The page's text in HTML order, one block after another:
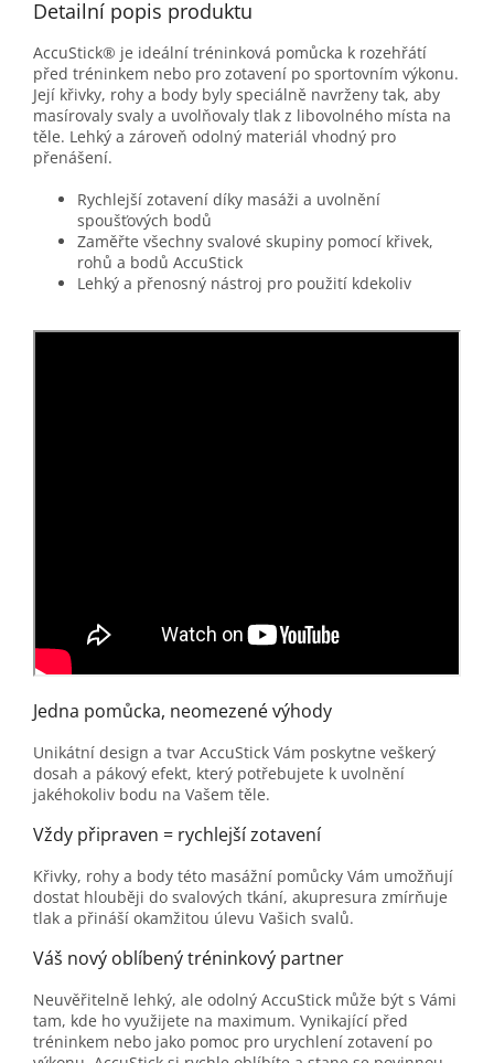
Detailní popis produktu
AccuStick® je ideální tréninková pomůcka k rozehřátí
před tréninkem nebo pro zotavení po sportovním výkonu.
Její křivky, rohy a body byly speciálně navrženy tak, aby
masírovaly svaly a uvolňovaly tlak z libovolného místa na
těle. Lehký a zároveň odolný materiál vhodný pro
přenášení.
Rychlejší zotavení díky masáži a uvolnění
spoušťových bodů
Zaměřte všechny svalové skupiny pomocí křivek,
rohů a bodů AccuStick
Lehký a přenosný nástroj pro použití kdekoliv
Jedna pomůcka, neomezené výhody
Unikátní design a tvar AccuStick Vám poskytne veškerý
dosah a pákový efekt, který potřebujete k uvolnění
jakéhokoliv bodu na Vašem těle.
Vždy připraven = rychlejší zotavení
Křivky, rohy a body této masážní pomůcky Vám umožňují
dostat hlouběji do svalových tkání, akupresura zmírňuje
tlak a přináší okamžitou úlevu Vašich svalů.
Váš nový oblíbený tréninkový partner
Neuvěřitelně lehký, ale odolný AccuStick může být s Vámi
tam, kde ho využijete na maximum. Vynikající před
tréninkem nebo jako pomoc pro urychlení zotavení po